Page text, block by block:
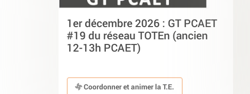
1er décembre 2026 : GT PCAET
#19 du réseau TOTEn (ancien
12-13h PCAET)
Coordonner et animer la T.E.